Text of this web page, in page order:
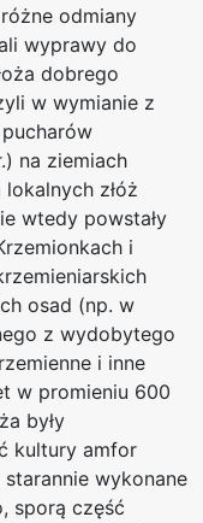
odmiany
wyprawy do
dobrego
w wymianie z
na ziemiach
złóż
wtedy powstały
i
osad (np. w
z wydobytego
i inne
w promieniu 600
były
kultury amfor
wykonane
sporą część